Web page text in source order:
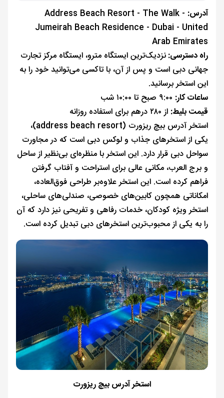
آدرس: Address Beach Resort - The Walk -
Jumeirah Beach Residence - Dubai - United
Arab Emirates
راه دسترسی:نزدیک‌ترین ایستگاه مترو، ایستگاه مرکز تجارت
جهانی دبی است و پس از آن، با تاکسی می‌توانید خود را به
این استخر برسانید.
ساعات کار:
قیمت بلیط: از ۲۸۰ درهم برای استفاده روزانه
استخر آدرس بیچ ریزورت (address beach resort)،
یکی از استخرهای جذاب و لوکس دبی است که در مجاورت
سواحل دبی قرار دارد. این استخر با منظره‌ای بی‌نظیر از ساحل
و برج العرب، مکانی عالی برای استراحت و آفتاب گرفتن
فراهم کرده است. این استخر علاوه‌بر طراحی فوق‌العاده،
امکاناتی همچون کابین‌های خصوصی، صندلی‌های ساحلی،
استخر ویژه کودکان، خدمات رفاهی و تفریحی نیز دارد که آن
را به یکی از محبوب‌ترین استخرهای دبی تبدیل کرده است.
استخر آدرس بیچ ریزورت